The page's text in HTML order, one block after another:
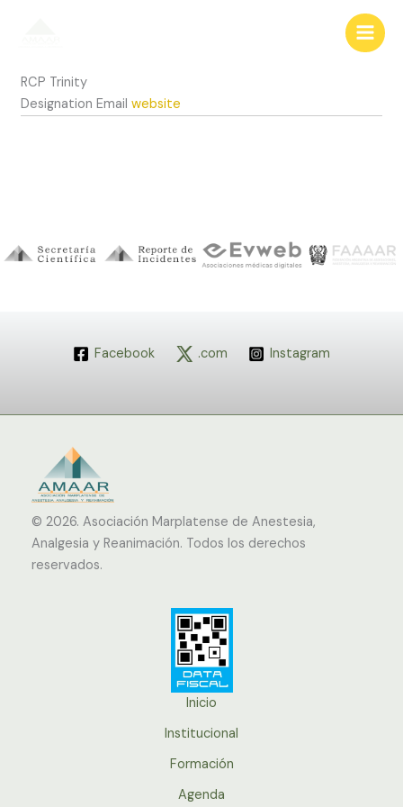
RCP Trinity
Designation Email website
Facebook .com Instagram
© 2026. Asociación Marplatense de Anestesia,
Analgesia y Reanimación. Todos los derechos
reservados.
Inicio
Institucional
Formación
Agenda